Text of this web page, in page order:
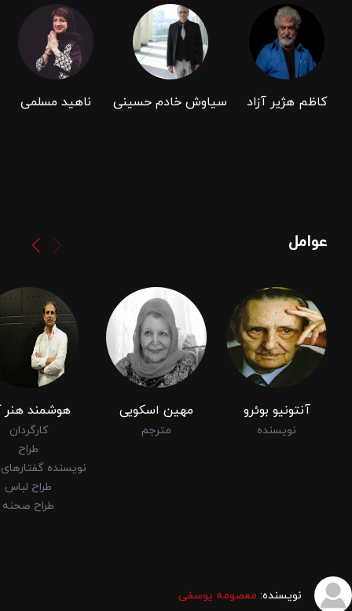
کاظم هژیر آزاد سیاوش خادم حسینی ناهید مسلمی
عوامل
آنتونیو بوئرو
نویسنده
مهین اسکویی
مترجم
هوشمند هنر
کارگردان
طراح
نویسنده
طراح لباس
طراح صحنه
نویسنده: معصومه یوسفی